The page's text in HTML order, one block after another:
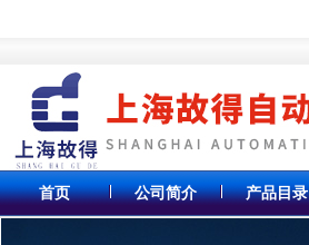
首页 公司简介 产品目录